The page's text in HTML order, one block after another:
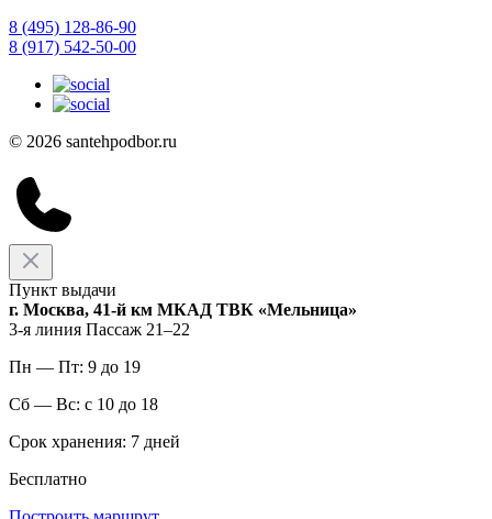
8 (495) 128-86-90
8 (917) 542-50-00
© 2026 santehpodbor.ru
Пункт выдачи
г. Москва, 41-й км МКАД ТВК «Мельница»
3-я линия Пассаж 21–22
Пн — Пт: 9 до 19
Сб — Вс: с 10 до 18
Срок хранения: 7 дней
Бесплатно